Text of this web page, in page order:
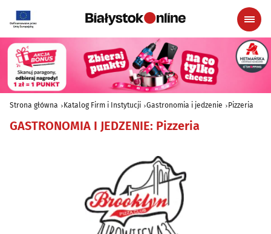
Strona główna Katalog Firm i Instytucji Gastronomia i jedzenie Pizzeria
GASTRONOMIA I JEDZENIE: Pizzeria